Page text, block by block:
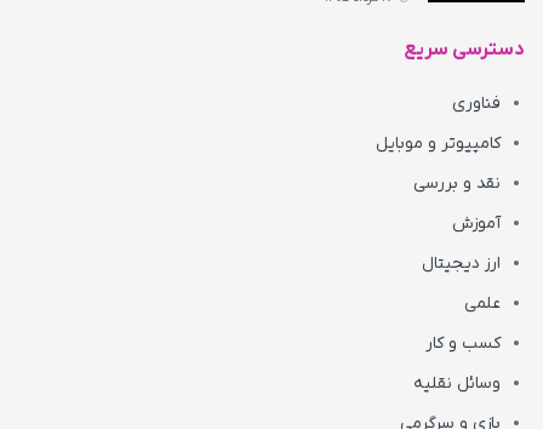
دسترسی سریع
فناوری
کامپیوتر و موبایل
نقد و بررسی
آموزش
ارز دیجیتال
علمی
کسب و کار
وسائل نقلیه
بازی و سرگرمی